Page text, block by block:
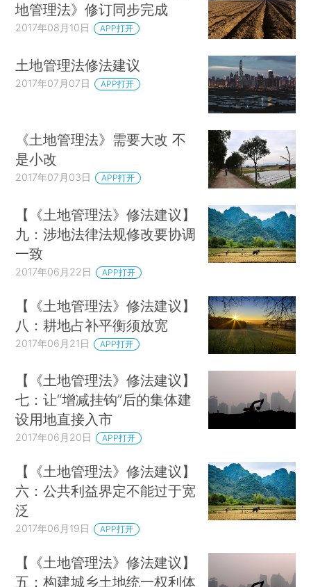
地管理法》修订同步完成
2017年08月10日 APP打开
土地管理法修法建议
2017年07月07日 APP打开
《土地管理法》需要大改 不
是小改
2017年07月03日 APP打开
【《土地管理法》修法建议】
九：涉地法律法规修改要协调
一致
2017年06月22日 APP打开
【《土地管理法》修法建议】
八：耕地占补平衡须放宽
2017年06月21日 APP打开
【《土地管理法》修法建议】
七：让“增减挂钩”后的集体建
设用地直接入市
2017年06月20日 APP打开
【《土地管理法》修法建议】
六：公共利益界定不能过于宽
泛
2017年06月19日 APP打开
【《土地管理法》修法建议】
五：构建城乡土地统一权利体